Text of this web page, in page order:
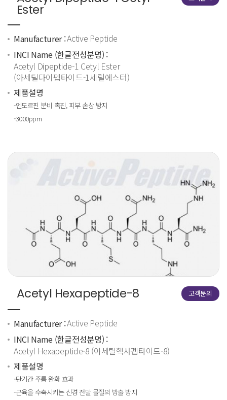
Ester
Manufacturer :Active Peptide
INCI Name (한글전성분명) :
Acetyl Dipeptide-1 Cetyl Ester
(아세틸다이펩타이드-1세릴에스터)
제품설명
-엔도르핀 분비 촉진, 피부 손상 방지
-3000ppm
Acetyl Hexapeptide-8 고객문의
Manufacturer :Active Peptide
INCI Name (한글전성분명) :
Acetyl Hexapeptide-8 (아세틸헥사펩타이드-8)
제품설명
-단기간 주름 완화 효과
-근육을 수축시키는 신경 전달 물질의 방출 방지